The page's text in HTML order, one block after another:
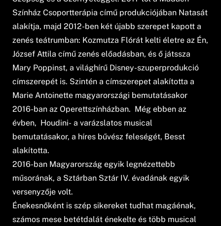
Színház Csoportterápia című produkciójában Natasát
alakítja, majd 2012-ben két újabb szerepet kapott a
zenés teátrumban: Kozmutza Flórát kelti életre az Én,
József Attila című zenés előadásban, és ő játssza
Mary Poppinst, a világhírű Disney-szuperprodukció
címszerepét is. Szintén a címszerepet alakította a
Marie Antoinette magyarországi bemutatásakor
2016-ban az Operettszínházban. Még ebben az
évben, Houdini- a varázslatos musical
bemutatásakor, a híres bűvész feleségét, Besst
alakította.
2016-ban Magyarország egyik legnézettebb
műsorának, a Sztárban Sztár IV. évadának egyik
versenyzője volt.
Énekesnőként is szép sikereket tudhat magáénak,
számos mese betétdalát énekelte és több musical